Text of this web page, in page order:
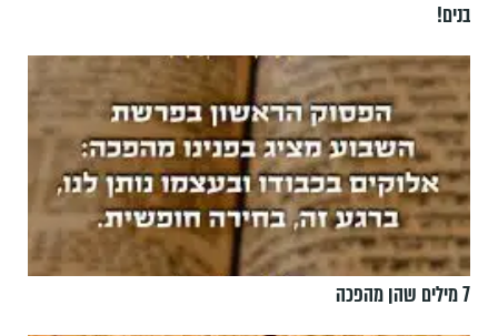
בנים!
7 מילים שהן מהפכה